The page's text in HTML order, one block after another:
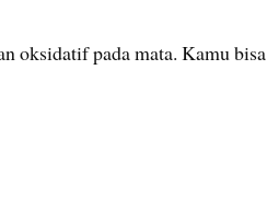
oksidatif pada mata. Kamu bisa